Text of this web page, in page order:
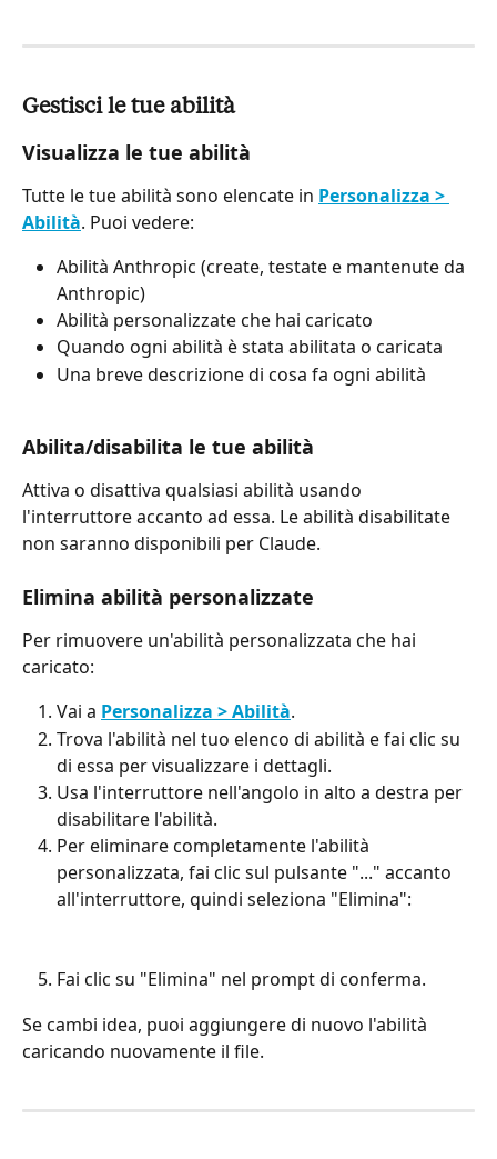
Gestisci le tue abilità
Visualizza le tue abilità
Tutte le tue abilità sono elencate in Personalizza >
Abilità. Puoi vedere:
Abilità Anthropic (create, testate e mantenute da
Anthropic)
Abilità personalizzate che hai caricato
Quando ogni abilità è stata abilitata o caricata
Una breve descrizione di cosa fa ogni abilità
Abilita/disabilita le tue abilità
Attiva o disattiva qualsiasi abilità usando
l'interruttore accanto ad essa. Le abilità disabilitate
non saranno disponibili per Claude.
Elimina abilità personalizzate
Per rimuovere un'abilità personalizzata che hai
caricato:
Vai a Personalizza > Abilità.
Trova l'abilità nel tuo elenco di abilità e fai clic su
di essa per visualizzare i dettagli.
Usa l'interruttore nell'angolo in alto a destra per
disabilitare l'abilità.
Per eliminare completamente l'abilità
personalizzata, fai clic sul pulsante "..." accanto
all'interruttore, quindi seleziona "Elimina":
Fai clic su "Elimina" nel prompt di conferma.
Se cambi idea, puoi aggiungere di nuovo l'abilità
caricando nuovamente il file.